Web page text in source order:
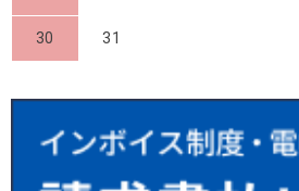
30 31